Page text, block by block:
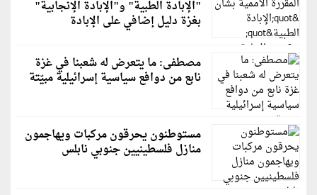
"الإبادة الطبية" و"الإبادة الإنجابية"
بغزة دليل إضافي على الإبادة
مصطفى: ما يتعرض له شعبنا في غزة
نابع من دوافع سياسية إسرائيلية مبيّتة
مستوطنون يحرقون مركبات ويهاجمون
منازل فلسطينيين جنوبي نابلس